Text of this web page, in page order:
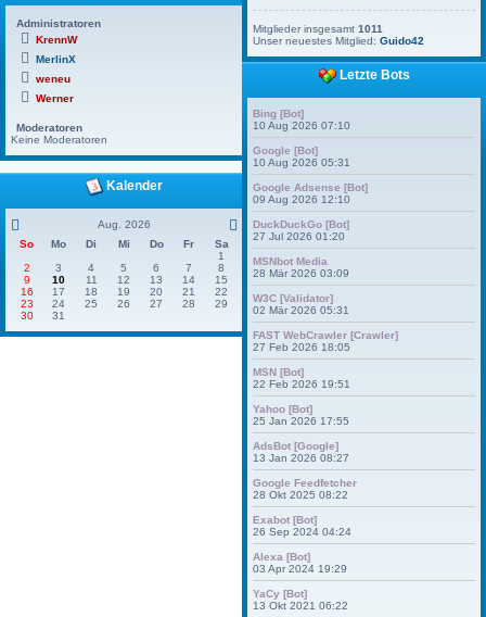
Administratoren
KrennW
MerlinX
weneu
Werner
Moderatoren
Keine Moderatoren
Kalender
Aug. 2026
So
Mo Di Mi Do Fr
Sa
1
2
3 4 5 6 7
8
9
10 11 12 13 14
15
16
17 18 19 20 21
22
23
24 25 26 27 28
29
30
31
Mitglieder insgesamt1011
Unser neuestes Mitglied:Guido42
Letzte Bots
Bing [Bot]
10 Aug 2026 07:10
Google [Bot]
10 Aug 2026 05:31
Google Adsense [Bot]
09 Aug 2026 12:10
DuckDuckGo [Bot]
27 Jul 2026 01:20
MSNbot Media
28 Mär 2026 03:09
W3C [Validator]
02 Mär 2026 05:31
FAST WebCrawler [Crawler]
27 Feb 2026 18:05
MSN [Bot]
22 Feb 2026 19:51
Yahoo [Bot]
25 Jan 2026 17:55
AdsBot [Google]
13 Jan 2026 08:27
Google Feedfetcher
28 Okt 2025 08:22
Exabot [Bot]
26 Sep 2024 04:24
Alexa [Bot]
03 Apr 2024 19:29
YaCy [Bot]
13 Okt 2021 06:22